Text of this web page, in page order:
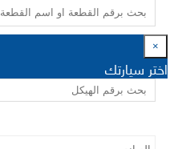
×
اختر سيارتك